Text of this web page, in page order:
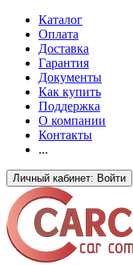
Каталог
Оплата
Доставка
Гарантия
Документы
Как купить
Поддержка
О компании
Контакты
...
Личный кабинет: Войти